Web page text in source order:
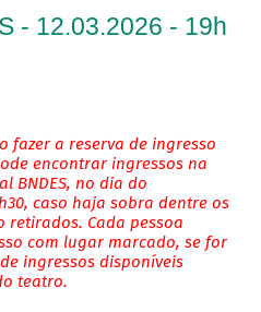
- 12.03.2026 - 19h
fazer a reserva de ingresso
encontrar ingressos na
BNDES, no dia do
caso haja sobra dentre os
retirados. Cada pessoa
com lugar marcado, se for
ingressos disponíveis
teatro.